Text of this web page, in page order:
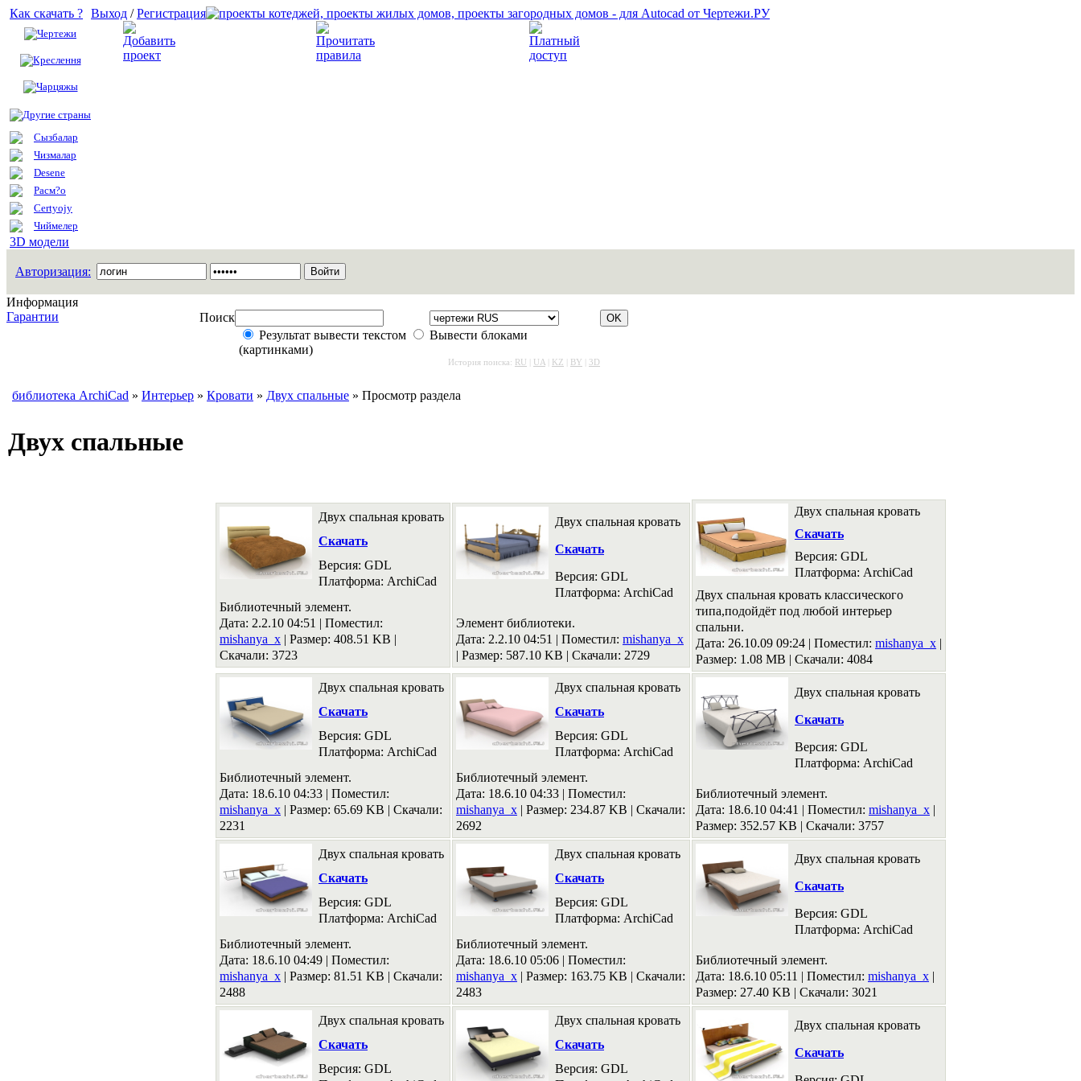
Как скачать ?
Чертежи
Креслення
Чарцяжы
Другие страны
Сызбалар
Чизмалар
Desene
Расм?о
Certyojy
Чиймелер
3D модели
Выход /Регистрация
Авторизация:
Информация
Гарантии
Поиск
Результат вывести текстом
Вывести блоками
(картинками)
История поиска: RU UA KZ BY 3D
библиотека ArchiCad » Интерьер » Кровати » Двух спальные » Просмотр раздела
Двух спальные
Двух спальная кровать
Скачать
Версия: GDL
Платформа: ArchiCad
Библиотечный элемент.
Дата: 2.2.10 04:51 | Поместил:
mishanya_x | Размер: 408.51 KB |
Скачали: 3723
Двух спальная кровать
Скачать
Версия: GDL
Платформа: ArchiCad
Элемент библиотеки.
Дата: 2.2.10 04:51 | Поместил: mishanya_x
| Размер: 587.10 KB | Скачали: 2729
Двух спальная кровать
Скачать
Версия: GDL
Платформа: ArchiCad
Двух спальная кровать классического
типа,подойдёт под любой интерьер
спальни.
Дата: 26.10.09 09:24 | Поместил: mishanya_x |
Размер: 1.08 MB | Скачали: 4084
Двух спальная кровать
Скачать
Версия: GDL
Платформа: ArchiCad
Библиотечный элемент.
Дата: 18.6.10 04:33 | Поместил:
mishanya_x | Размер: 65.69 KB | Скачали:
2231
Двух спальная кровать
Скачать
Версия: GDL
Платформа: ArchiCad
Библиотечный элемент.
Дата: 18.6.10 04:33 | Поместил:
mishanya_x | Размер: 234.87 KB | Скачали:
2692
Двух спальная кровать
Скачать
Версия: GDL
Платформа: ArchiCad
Библиотечный элемент.
Дата: 18.6.10 04:41 | Поместил: mishanya_x |
Размер: 352.57 KB | Скачали: 3757
Двух спальная кровать
Скачать
Версия: GDL
Платформа: ArchiCad
Библиотечный элемент.
Дата: 18.6.10 04:49 | Поместил:
mishanya_x | Размер: 81.51 KB | Скачали:
2488
Двух спальная кровать
Скачать
Версия: GDL
Платформа: ArchiCad
Библиотечный элемент.
Дата: 18.6.10 05:06 | Поместил:
mishanya_x | Размер: 163.75 KB | Скачали:
2483
Двух спальная кровать
Скачать
Версия: GDL
Платформа: ArchiCad
Библиотечный элемент.
Дата: 18.6.10 05:11 | Поместил: mishanya_x |
Размер: 27.40 KB | Скачали: 3021
Двух спальная кровать
Скачать
Версия: GDL
Двух спальная кровать
Скачать
Версия: GDL
Двух спальная кровать
Скачать